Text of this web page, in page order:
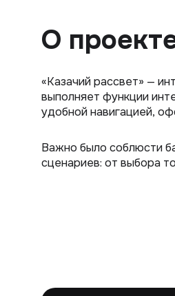
О
«Казачий рассвет» —
выполняет функции
удобной навигацией,
Важно было соблюсти
сценариев: от выбора